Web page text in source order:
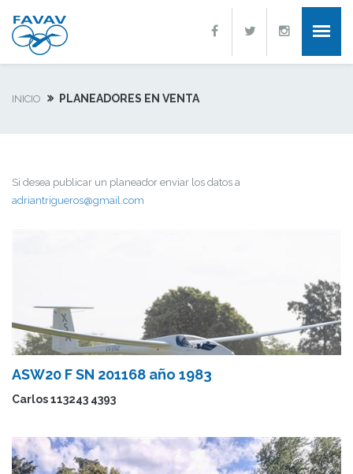
INICIO PLANEADORES EN VENTA
Si desea publicar un planeador enviar los datos a
adriantrigueros@gmail.com
ASW20 F SN 201168 año 1983
Carlos 113243 4393